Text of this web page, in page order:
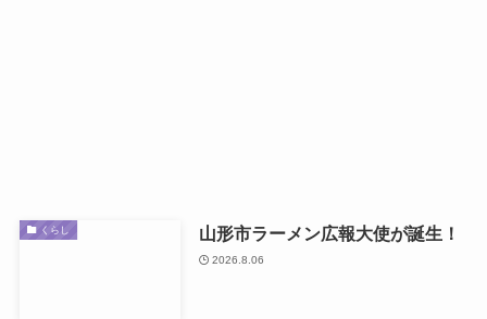
くらし 山形市ラーメン広報大使が誕生！
2026.8.06